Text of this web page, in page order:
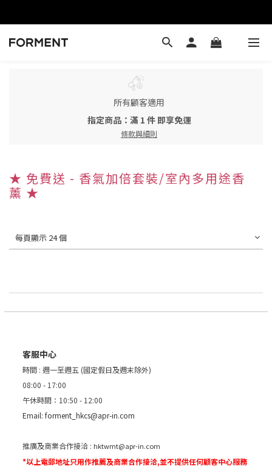
所有顧客適用
指定商品：滿 1 件 即享免運
條款與細則
★ 免費送 - 香氣加倍套裝/室內多用途香
薰 ★
每頁顯示 24 個
客服中心
時間 : 週一至週五 (國定假日及週末除外)
08:00 - 17:00
午休時間：10:50 - 12:00
Email: forment_hkcs@apr-in.com
推廣及商業合作接洽 : hktwmt@apr-in.com
*以上電郵地址只用作推薦及商業合作接洽,並不提供任何顧客中心服務